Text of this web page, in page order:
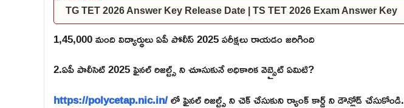
TG TET 2026 Answer Key Release Date | TS TET 2026 Exam Answer Key
1,45,000 మంది విద్యార్థులు ఏపీ పోలీస్ 2025 పరీక్షలు రాయడం జరిగింది
2.ఏపీ పాలీసెట్ 2025 ఫైనల్ రిజల్ట్స్ ని చూసుకునే అధికారిక వెబ్సైట్ ఏమిటి?
https://polycetap.nic.in/లో ఫైనల్ రిజల్ట్స్ ని చెక్ చేసుకుని ర్యాంక్ కార్డ్ ని డౌన్లోడ్ చేసుకోండి.